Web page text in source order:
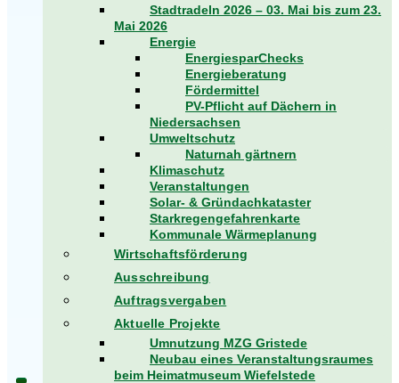
Stadtradeln 2026 – 03. Mai bis zum 23.
Mai 2026
Energie
EnergiesparChecks
Energieberatung
Fördermittel
PV-Pflicht auf Dächern in
Niedersachsen
Umweltschutz
Naturnah gärtnern
Klimaschutz
Veranstaltungen
Solar- & Gründachkataster
Starkregengefahrenkarte
Kommunale Wärmeplanung
Wirtschaftsförderung
Ausschreibung
Auftragsvergaben
Aktuelle Projekte
Umnutzung MZG Gristede
Neubau eines Veranstaltungsraumes
beim Heimatmuseum Wiefelstede